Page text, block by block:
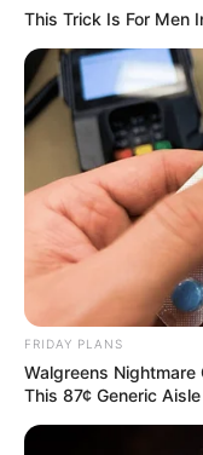
This Trick Is For Men
FRIDAY PLANS
Walgreens Nightmare
This 87¢ Generic